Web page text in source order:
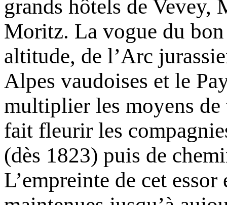
grands hôtels de Vevey,
Moritz. La vogue du
altitude, de l’Arc
Alpes vaudoises et le
multiplier les moyens de
fait fleurir les
(dès 1823) puis de
L’empreinte de cet